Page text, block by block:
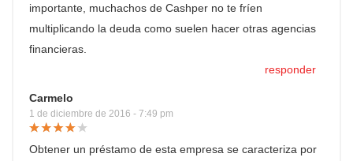
importante, muchachos de Cashper no te fríen
multiplicando la deuda como suelen hacer otras agencias
financieras.
responder
Carmelo
1 de diciembre de 2016 - 7:49 pm
Obtener un préstamo de esta empresa se caracteriza por